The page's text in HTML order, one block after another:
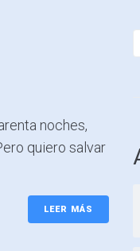
noches,
quiero salvar
LEER MÁS